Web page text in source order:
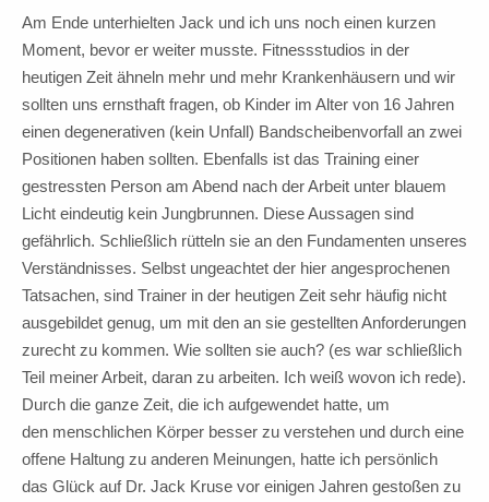
Am Ende unterhielten Jack und ich uns noch einen kurzen
Moment, bevor er weiter musste. Fitnessstudios in der
heutigen Zeit ähneln mehr und mehr Krankenhäusern und wir
sollten uns ernsthaft fragen, ob Kinder im Alter von 16 Jahren
einen degenerativen (kein Unfall) Bandscheibenvorfall an zwei
Positionen haben sollten. Ebenfalls ist das Training einer
gestressten Person am Abend nach der Arbeit unter blauem
Licht eindeutig kein Jungbrunnen. Diese Aussagen sind
gefährlich. Schließlich rütteln sie an den Fundamenten unseres
Verständnisses. Selbst ungeachtet der hier angesprochenen
Tatsachen, sind Trainer in der heutigen Zeit sehr häufig nicht
ausgebildet genug, um mit den an sie gestellten Anforderungen
zurecht zu kommen. Wie sollten sie auch? (es war schließlich
Teil meiner Arbeit, daran zu arbeiten. Ich weiß wovon ich rede).
Durch die ganze Zeit, die ich aufgewendet hatte, um
den menschlichen Körper besser zu verstehen und durch eine
offene Haltung zu anderen Meinungen, hatte ich persönlich
das Glück auf Dr. Jack Kruse vor einigen Jahren gestoßen zu